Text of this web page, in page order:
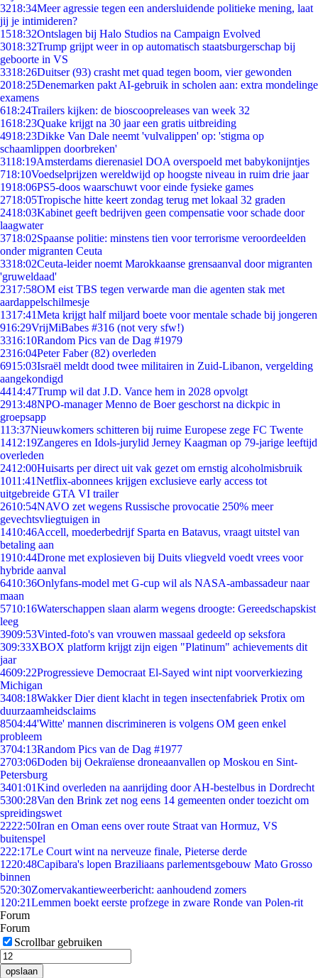
3218:34Meer agressie tegen een andersluidende politieke mening, laat
jij je intimideren?
1518:32Ontslagen bij Halo Studios na Campaign Evolved
3018:32Trump grijpt weer in op automatisch staatsburgerschap bij
geboorte in VS
3318:26Duitser (93) crasht met quad tegen boom, vier gewonden
2018:25Denemarken pakt AI-gebruik in scholen aan: extra mondelinge
examens
618:24Trailers kijken: de bioscoopreleases van week 32
1618:23Quake krijgt na 30 jaar een gratis uitbreiding
4918:23Dikke Van Dale neemt 'vulvalippen' op: 'stigma op
schaamlippen doorbreken'
3118:19Amsterdams dierenasiel DOA overspoeld met babykonijntjes
718:10Voedselprijzen wereldwijd op hoogste niveau in ruim drie jaar
1918:06PS5-doos waarschuwt voor einde fysieke games
2718:05Tropische hitte keert zondag terug met lokaal 32 graden
2418:03Kabinet geeft bedrijven geen compensatie voor schade door
laagwater
3718:02Spaanse politie: minstens tien voor terrorisme veroordeelden
onder migranten Ceuta
3318:02Ceuta-leider noemt Marokkaanse grensaanval door migranten
'gruweldaad'
2317:58OM eist TBS tegen verwarde man die agenten stak met
aardappelschilmesje
1317:41Meta krijgt half miljard boete voor mentale schade bij jongeren
916:29VrijMiBabes #316 (not very sfw!)
3316:10Random Pics van de Dag #1979
2316:04Peter Faber (82) overleden
6915:03Israël meldt dood twee militairen in Zuid-Libanon, vergelding
aangekondigd
4414:47Trump wil dat J.D. Vance hem in 2028 opvolgt
2913:48NPO-manager Menno de Boer geschorst na dickpic in
groepsapp
113:37Nieuwkomers schitteren bij ruime Europese zege FC Twente
1412:19Zangeres en Idols-jurylid Jerney Kaagman op 79-jarige leeftijd
overleden
2412:00Huisarts per direct uit vak gezet om ernstig alcoholmisbruik
1011:41Netflix-abonnees krijgen exclusieve early access tot
uitgebreide GTA VI trailer
2610:54NAVO zet wegens Russische provocatie 250% meer
gevechtsvliegtuigen in
1410:46Accell, moederbedrijf Sparta en Batavus, vraagt uitstel van
betaling aan
1910:44Drone met explosieven bij Duits vliegveld voedt vrees voor
hybride aanval
6410:36Onlyfans-model met G-cup wil als NASA-ambassadeur naar
maan
5710:16Waterschappen slaan alarm wegens droogte: Gereedschapskist
leeg
3909:53Vinted-foto's van vrouwen massaal gedeeld op seksfora
309:33XBOX platform krijgt zijn eigen "Platinum" achievements dit
jaar
4609:22Progressieve Democraat El-Sayed wint nipt voorverkiezing
Michigan
3408:18Wakker Dier dient klacht in tegen insectenfabriek Protix om
duurzaamheidsclaims
8504:44'Witte' mannen discrimineren is volgens OM geen enkel
probleem
3704:13Random Pics van de Dag #1977
2703:06Doden bij Oekraïense droneaanvallen op Moskou en Sint-
Petersburg
3401:01Kind overleden na aanrijding door AH-bestelbus in Dordrecht
5300:28Van den Brink zet nog eens 14 gemeenten onder toezicht om
spreidingswet
2222:50Iran en Oman eens over route Straat van Hormuz, VS
buitenspel
222:17Le Court wint na nerveuze finale, Pieterse derde
1220:48Capibara's lopen Braziliaans parlementsgebouw Mato Grosso
binnen
520:30Zomervakantieweerbericht: aanhoudend zomers
1 20:21Lemmen boekt eerste profzege in zware Ronde van Polen-rit
Forum
Forum
Scrollbar gebruiken
opslaan